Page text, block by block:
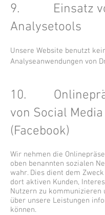
9. Einsatz
Analysetools
Unsere Website benutzt
Analyseanwendungen von
10.
von Social Media
(Facebook)
Wir nehmen die
oben benannten sozialen
wahr. Dies dient dem
dort aktiven Kunden,
Nutzern zu kommunizieren
über unsere Leistungen
können.